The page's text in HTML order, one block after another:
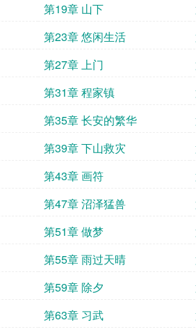
第19章 山下
第23章 悠闲生活
第27章 上门
第31章 程家镇
第35章 长安的繁华
第39章 下山救灾
第43章 画符
第47章 沼泽猛兽
第51章 做梦
第55章 雨过天晴
第59章 除夕
第63章 习武